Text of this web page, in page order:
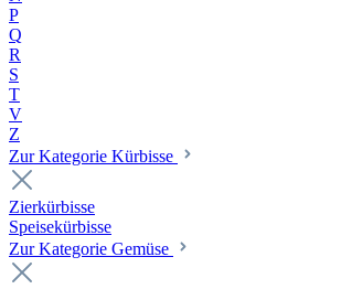
P
Q
R
S
T
V
Z
Zur Kategorie Kürbisse
Zierkürbisse
Speisekürbisse
Zur Kategorie Gemüse